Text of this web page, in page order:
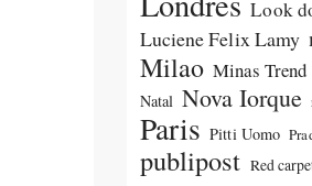
Look
Luciene Felix Lamy
Milao Minas Trend
Natal Nova Iorque
Paris Pitti Uomo
publipost Red